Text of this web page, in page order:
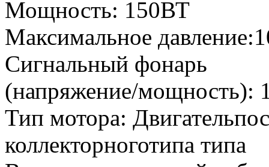
Мощность: 150ВТ
Максимальное
Сигнальный фонарь
(напряжение/мощность):
Тип мотора:
коллекторноготипа типа